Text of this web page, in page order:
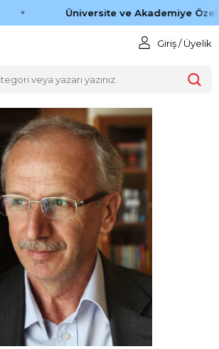
Üniversite ve Akademiye Özel
Giriş / Üyelik